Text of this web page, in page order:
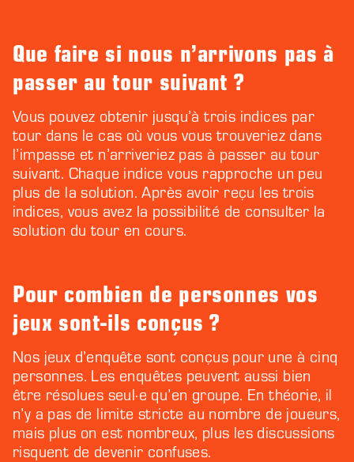
Que faire si nous n’arrivons pas à
passer au tour suivant ?
Vous pouvez obtenir jusqu’à trois indices par
tour dans le cas où vous vous trouveriez dans
l’impasse et n’arriveriez pas à passer au tour
suivant. Chaque indice vous rapproche un peu
plus de la solution. Après avoir reçu les trois
indices, vous avez la possibilité de consulter la
solution du tour en cours.
Pour combien de personnes vos
jeux sont-ils conçus ?
Nos jeux d’enquête sont conçus pour une à cinq
personnes. Les enquêtes peuvent aussi bien
être résolues seul·e qu’en groupe. En théorie, il
n’y a pas de limite stricte au nombre de joueurs,
mais plus on est nombreux, plus les discussions
risquent de devenir confuses.